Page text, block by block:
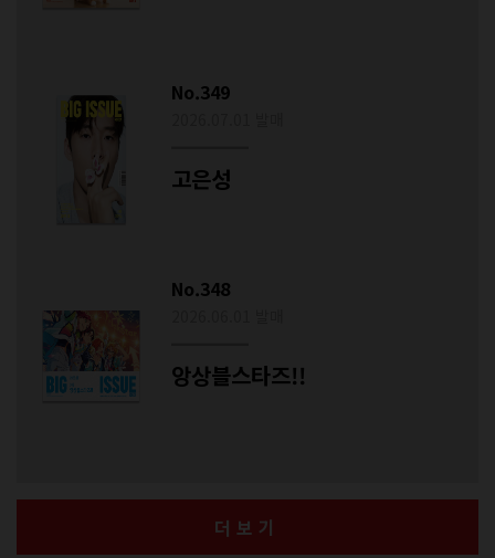
No.349
고은성
No.348
앙상블스타즈!!
더보기